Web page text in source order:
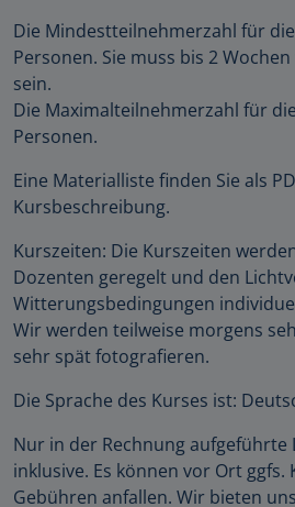
Die Mindestteilnehmerzahl für
Personen. Sie muss bis 2
sein.
Die Maximalteilnehmerzahl für
Personen.
Eine Materialliste finden Sie als
Kursbeschreibung.
Kurszeiten: Die Kurszeiten
Dozenten geregelt und den
Witterungsbedingungen
Wir werden teilweise morgens
sehr spät fotografieren.
Die Sprache des Kurses ist:
Nur in der Rechnung aufgeführte
inklusive. Es können vor Ort ggfs.
Gebühren anfallen. Wir bieten